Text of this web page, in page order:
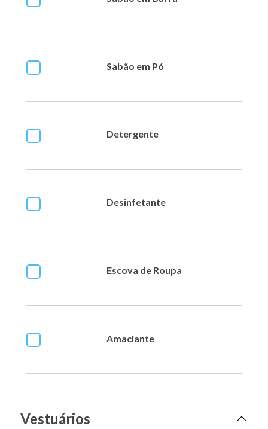
Sabão em Pó
Detergente
Desinfetante
Escova de Roupa
Amaciante
Vestuários